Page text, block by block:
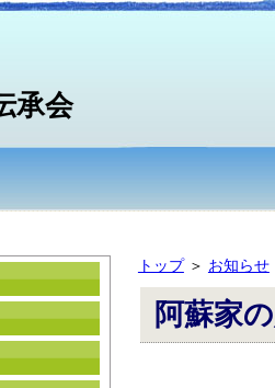
承会
トップ＞ お知らせ
阿蘇家